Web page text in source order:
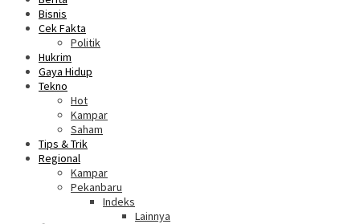
Bisnis
Cek Fakta
Politik
Hukrim
Gaya Hidup
Tekno
Hot
Kampar
Saham
Tips & Trik
Regional
Kampar
Pekanbaru
Indeks
Lainnya